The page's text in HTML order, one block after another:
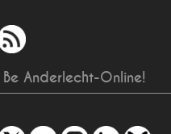
Be Anderlecht-Online!